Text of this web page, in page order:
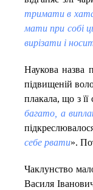
тримати в
мати при собі
вирізати і
Наукова назва
підвищеній
плакала, що з її
багато, а
себе рвати».
Чаклунство
Василя